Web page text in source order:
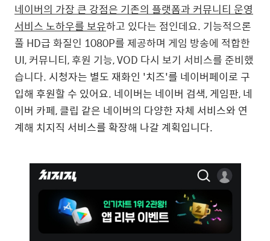
네이버의 가장 큰 강점은 기존의 플랫폼과 커뮤니티 운영
서비스 노하우를 보유하고 있다는 점인데요. 기능적으론
풀 HD급 화질인 1080P를 제공하며 게임 방송에 적합한
UI, 커뮤니티, 후원 기능, VOD 다시 보기 서비스를 준비했
습니다. 시청자는 별도 재화인 '치즈'를 네이버페이로 구
입해 후원할 수 있어요. 네이버는 네이버 검색, 게임판, 네
이버 카페, 클립 같은 네이버의 다양한 자체 서비스와 연
계해 치지직 서비스를 확장해 나갈 계획입니다.